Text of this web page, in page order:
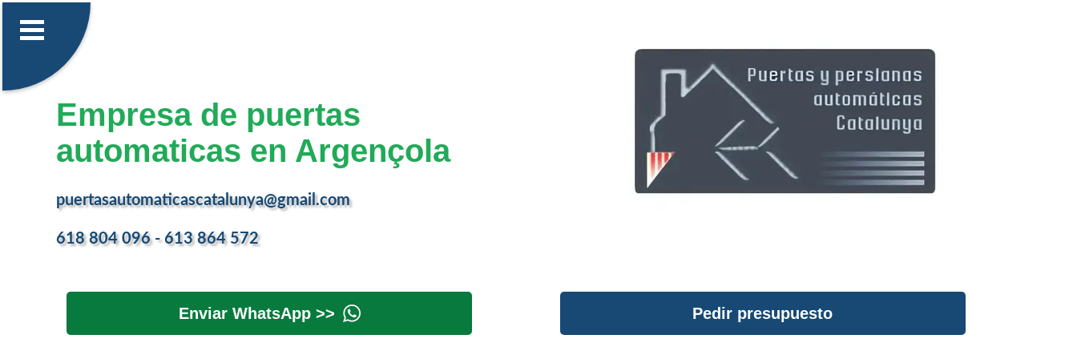
Empresa de puertas
automaticas en Argençola
puertasautomaticascatalunya@gmail.com
618 804 096 - 613 864 572
Enviar WhatsApp >> Pedir presupuesto